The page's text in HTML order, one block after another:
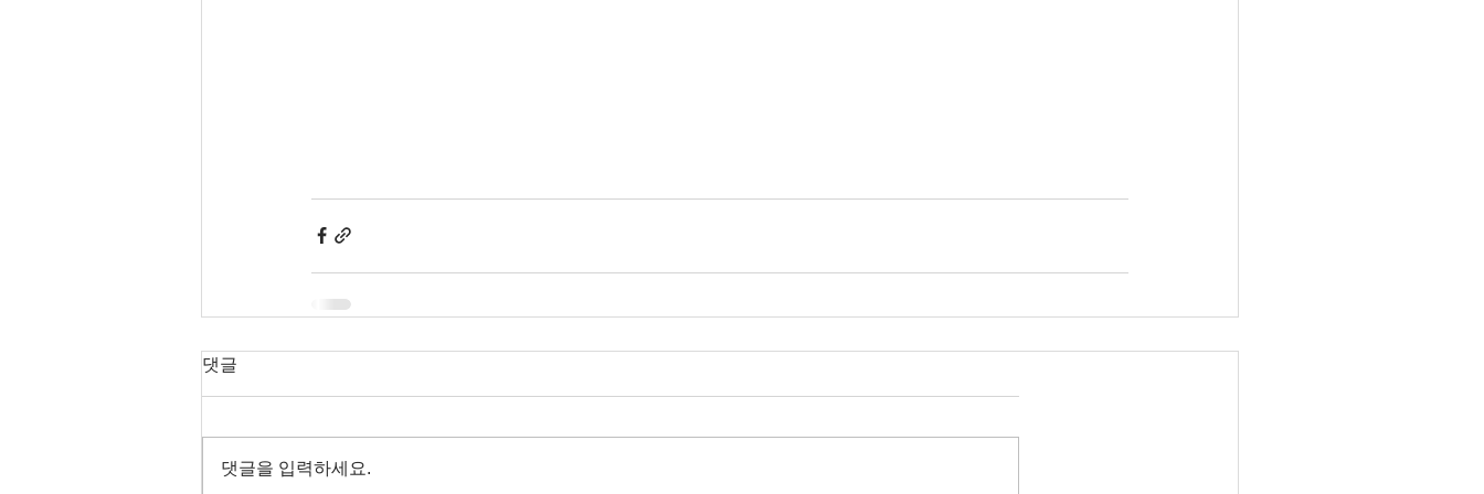
댓글
댓글을 입력하세요.